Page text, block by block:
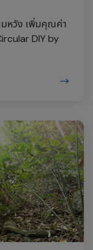
หวัง เพิ่มคุณค่า
DIY by